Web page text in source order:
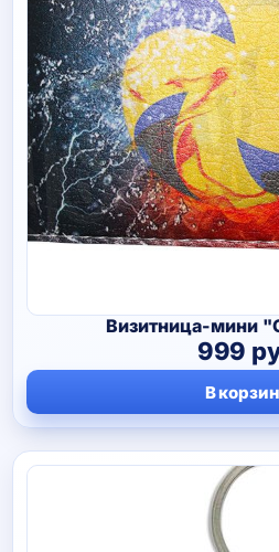
Визитница-мини
999
В